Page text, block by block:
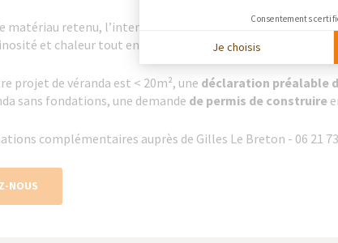
matériau retenu, l’intervention d’un menuisier
et chaleur tout en évitant les températures trop
projet de véranda est < 20m², une déclaration préalable
sans fondations, une demande de permis de construire
complémentaires auprès de Gilles Le Breton - 06 21
NOUS
Consentements
Je choisis